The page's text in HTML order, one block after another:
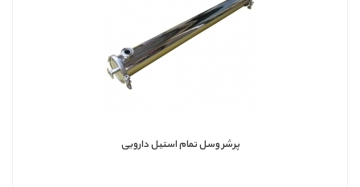
پرشر وسل تمام استیل دارویی